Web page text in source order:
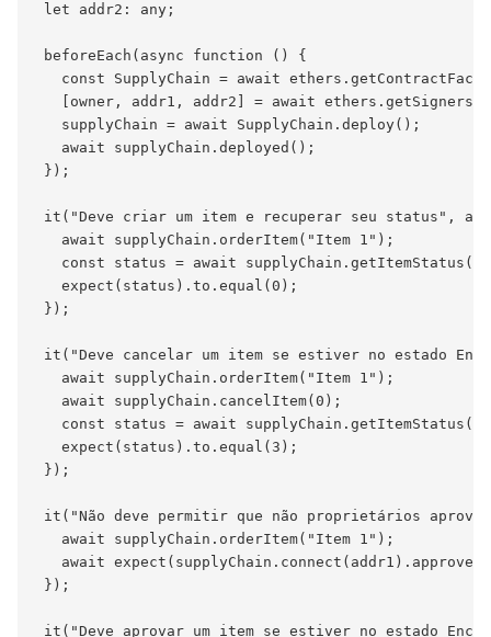
let addr2: any;
beforeEach(async function () {
const SupplyChain = await
[owner, addr1, addr2] = await
   supplyChain = await SupplyChain.deploy();
   await supplyChain.deployed();
});
it("Deve criar um item e recuperar seu status",
   await supplyChain.orderItem("Item 1");
const status = await
   expect(status).to.equal(0);
});
it("Deve cancelar um item se estiver no estado
   await supplyChain.orderItem("Item 1");
   await supplyChain.cancelItem(0);
const status = await
   expect(status).to.equal(3);
});
it("Não deve permitir que não proprietários
   await supplyChain.orderItem("Item 1");
await
});
it("Deve aprovar um item se estiver no estado